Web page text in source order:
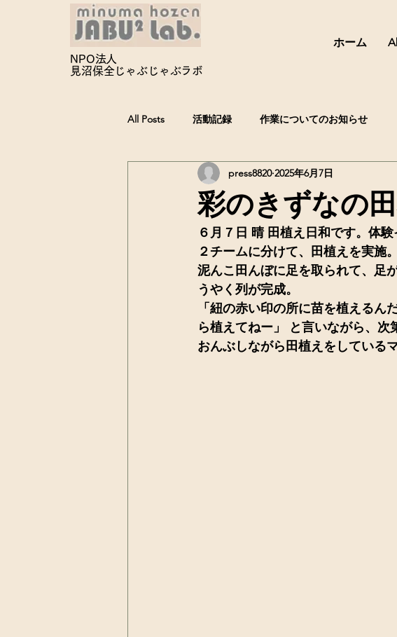
NPO法人
見沼保全じゃぶじゃぶラボ
ホーム
All Posts 活動記録 作業についてのお知らせ
彩のきずなの
press8820 2025年6月7日
６月７日 晴 田植え日和です。体
２チームに分けて、田植えを実施。
泥んこ田んぼに足を取られて、足
うやく列が完成。
「紐の赤い印の所に苗を植える
ら植えてねー」 と言いながら、
おんぶしながら田植えをしている